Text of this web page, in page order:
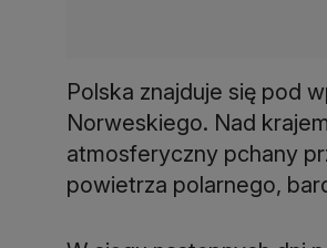
Polska znajduje się pod
Norweskiego. Nad
atmosferyczny pchany
powietrza polarnego,